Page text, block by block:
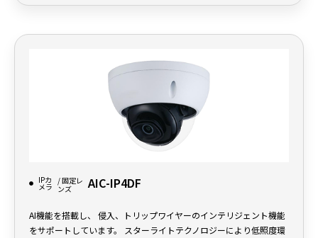
IPカ
メラ
/ 固定レ
ンズ
AIC-IP4DF
AI機能を搭載し、 侵入、トリップワイヤーのインテリジェント機能
をサポートしています。 スターライトテクノロジーにより低照度環